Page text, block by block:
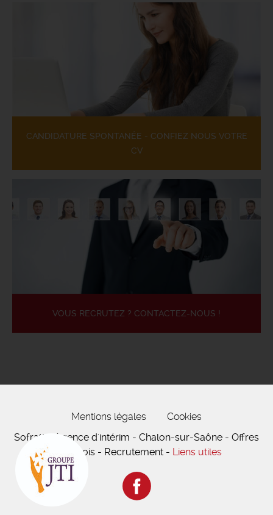
CANDIDATURE SPONTANÉE - CONFIEZ NOUS VOTRE
CV
VOUS RECRUTEZ ? CONTACTEZ-NOUS !
Mentions légales
Cookies
Sofratt - Agence d'intérim - Chalon-sur-Saône - Offres
d'emplois - Recrutement - Liens utiles